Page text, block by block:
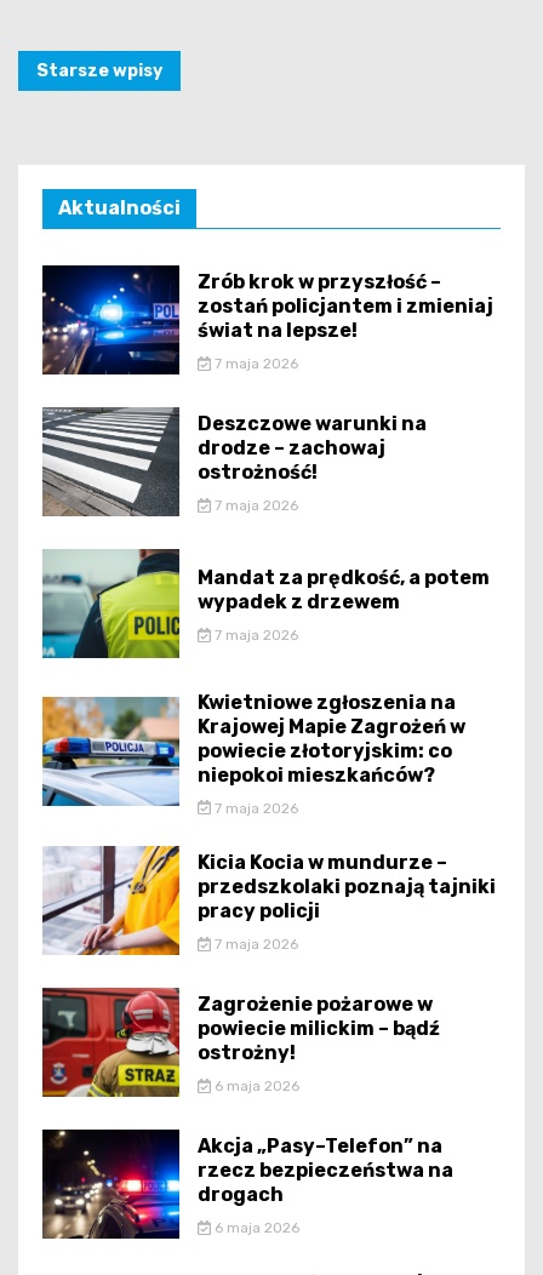
Nawigacja
Starsze wpisy
Aktualności
Zrób krok w przyszłość –
zostań policjantem i zmieniaj
świat na lepsze!
7 maja 2026
Deszczowe warunki na
drodze – zachowaj
ostrożność!
7 maja 2026
Mandat za prędkość, a potem
wypadek z drzewem
7 maja 2026
Kwietniowe zgłoszenia na
Krajowej Mapie Zagrożeń w
powiecie złotoryjskim: co
niepokoi mieszkańców?
7 maja 2026
Kicia Kocia w mundurze –
przedszkolaki poznają tajniki
pracy policji
7 maja 2026
Zagrożenie pożarowe w
powiecie milickim – bądź
ostrożny!
6 maja 2026
Akcja „Pasy–Telefon” na
rzecz bezpieczeństwa na
drogach
6 maja 2026